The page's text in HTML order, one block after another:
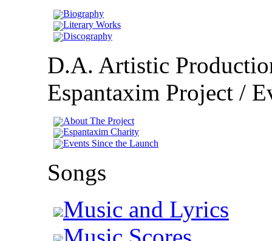
Biography
Literary Works
Discography
D.A. Artistic
Espantaxim Project /
About The Project
Espantaxim Charity
Events Since the Launch
Songs
Music and Lyrics